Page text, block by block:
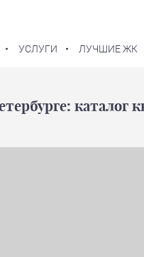
УСЛУГИ ЛУЧШИЕ ЖК
каталог